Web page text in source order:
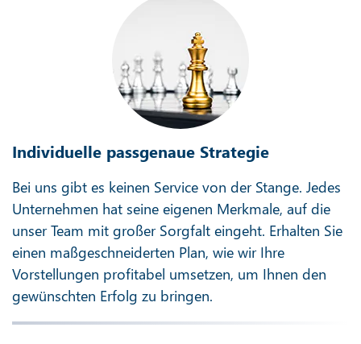
Individuelle passgenaue Strategie
Bei uns gibt es keinen Service von der Stange. Jedes
Unternehmen hat seine eigenen Merkmale, auf die
unser Team mit großer Sorgfalt eingeht. Erhalten Sie
einen maßgeschneiderten Plan, wie wir Ihre
Vorstellungen profitabel umsetzen, um Ihnen den
gewünschten Erfolg zu bringen.